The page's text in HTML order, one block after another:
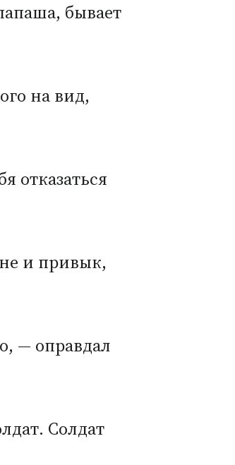
бывает
на вид,
отказаться
и привык,
— оправдал
Солдат